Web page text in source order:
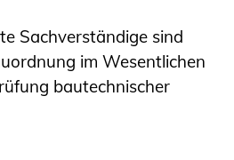
Sachverständige sind
im Wesentlichen
bautechnischer